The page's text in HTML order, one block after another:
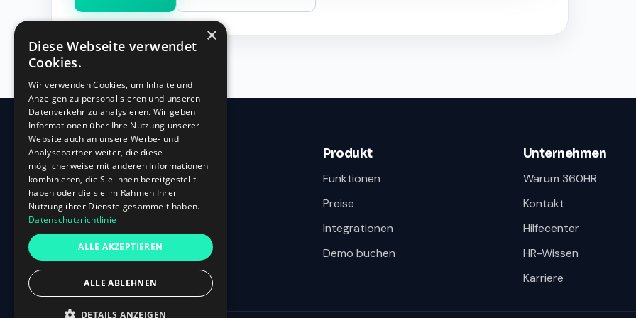
360HR
Oberbilker Allee 315
D-40227 Düsseldorf
+49 (0)211-87 507 907
Produkt
Funktionen
Preise
Integrationen
Demo buchen
Unternehmen
Warum 360HR
Kontakt
Hilfecenter
HR-Wissen
Karriere
×
Diese Webseite verwendet
Cookies.
Wir verwenden Cookies, um Inhalte und
Anzeigen zu personalisieren und unseren
Datenverkehr zu analysieren. Wir geben
Informationen über Ihre Nutzung unserer
Website auch an unsere Werbe- und
Analysepartner weiter, die diese
möglicherweise mit anderen Informationen
kombinieren, die Sie ihnen bereitgestellt
haben oder die sie im Rahmen Ihrer
Nutzung ihrer Dienste gesammelt haben.
Datenschutzrichtlinie
ALLE AKZEPTIEREN
ALLE ABLEHNEN
DETAILS ANZEIGEN